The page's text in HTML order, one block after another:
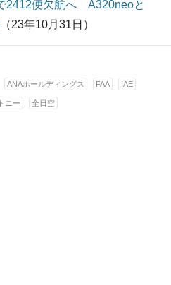
2412便欠航へ A320neoと
（23年10月31日）
ANAホールディングス FAA IAE
ニー 全日空